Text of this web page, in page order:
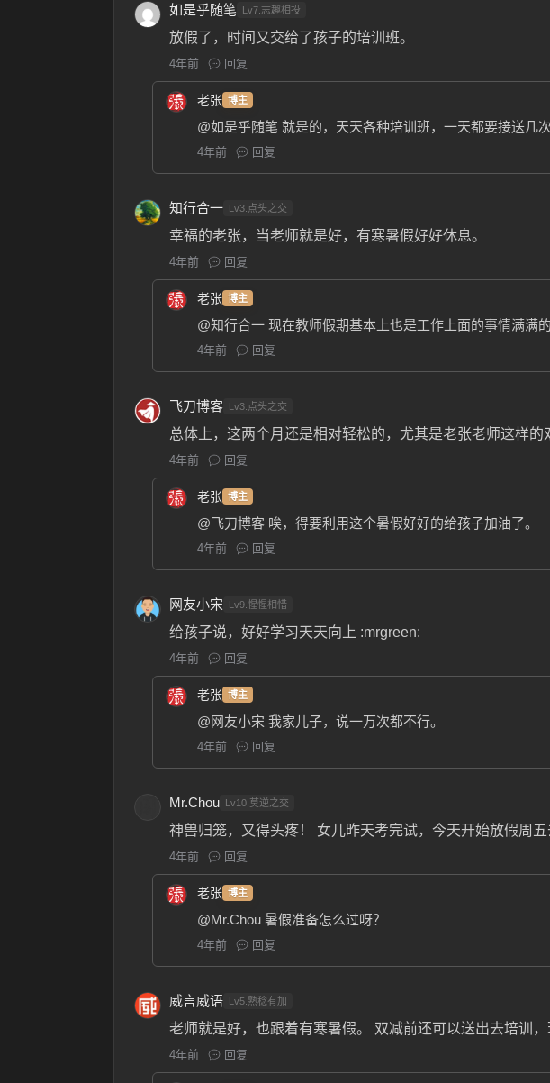
如是乎随笔 Lv7.志趣相投
放假了，时间又交给了孩子的培训班。
4年前 回复
老张 博主
@如是乎随笔 就是的，天天各种培训班，一天都要接送几次
4年前 回复
知行合一 Lv3.点头之交
幸福的老张，当老师就是好，有寒暑假好好休息。
4年前 回复
老张 博主
@知行合一 现在教师假期基本上也是工作上面的事情满满的
4年前 回复
飞刀博客 Lv3.点头之交
总体上，这两个月还是相对轻松的，尤其是老张老师这样的
4年前 回复
老张 博主
@飞刀博客 唉，得要利用这个暑假好好的给孩子加油了。
4年前 回复
网友小宋 Lv9.惺惺相惜
给孩子说，好好学习天天向上 :mrgreen:
4年前 回复
老张 博主
@网友小宋 我家儿子，说一万次都不行。
4年前 回复
Mr.Chou Lv10.莫逆之交
神兽归笼，又得头疼！ 女儿昨天考完试，今天开始放假周五
4年前 回复
老张 博主
@Mr.Chou 暑假准备怎么过呀？
4年前 回复
威言威语 Lv5.熟稔有加
老师就是好，也跟着有寒暑假。 双减前还可以送出去培训，
4年前 回复